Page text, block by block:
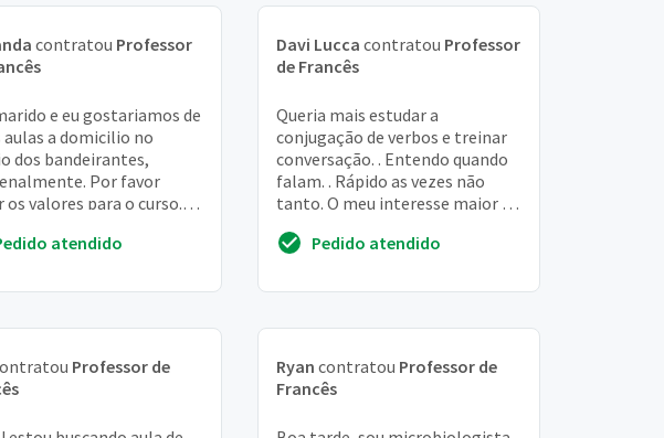
contratou Professor
e eu gostariamos de
aulas a domicilio no
dos bandeirantes,
Por favor
os valores para o curso.
atendido
Davi Lucca contratou Professor
de Francês
Queria mais estudar a
conjugação de verbos e treinar
conversação. . Entendo quando
falam. . Rápido as vezes não
tanto. O meu interesse maior é
no futuro, pas...
Pedido atendido
Professor de
Ryan contratou Professor de
Francês